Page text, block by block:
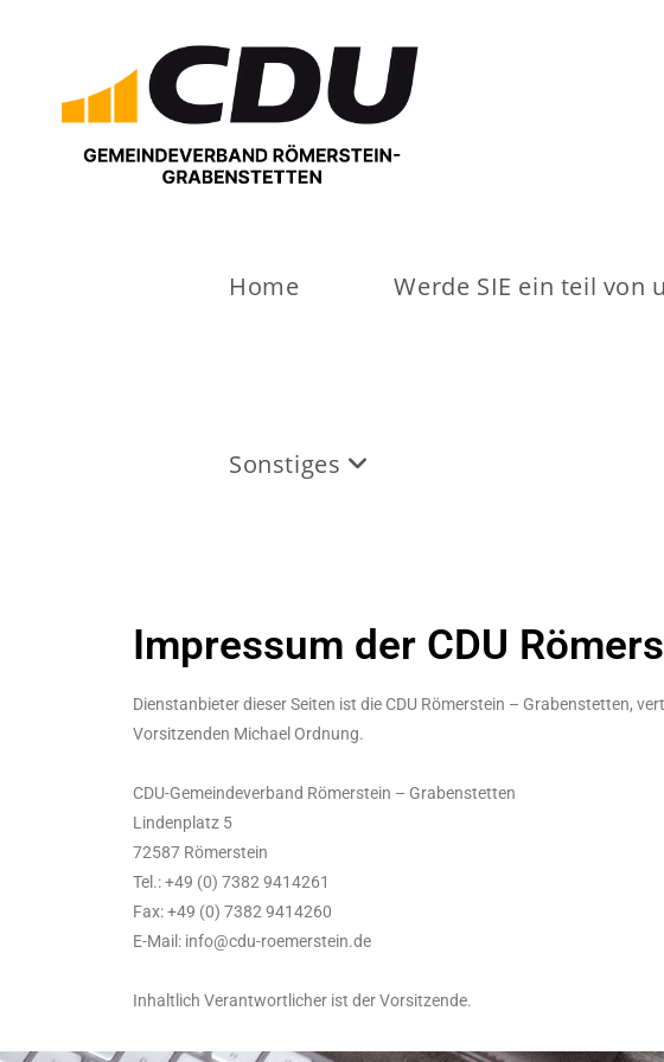
Home Werde SIE ein teil von
Sonstiges
Impressum der CDU
Dienstanbieter dieser Seiten ist die CDU Römerstein – Grabenstetten,
Vorsitzenden Michael Ordnung.
CDU-Gemeindeverband Römerstein – Grabenstetten
Lindenplatz 5
72587 Römerstein
Tel.: +49 (0) 7382 9414261
Fax: +49 (0) 7382 9414260
E-Mail: info@cdu-roemerstein.de
Inhaltlich Verantwortlicher ist der Vorsitzende.